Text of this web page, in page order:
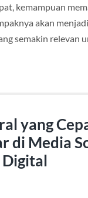
kemampuan
akan
semakin relevan
yang
di Media